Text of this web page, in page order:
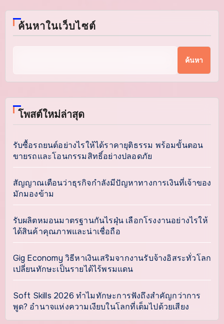
ค้นหาในเว็บไซต์
ค้นหา
โพสต์ใหม่ล่าสุด
รับซื้อรถยนต์อย่างไรให้ได้ราคายุติธรรม พร้อมขั้นตอน
ขายรถและโอนกรรมสิทธิ์อย่างปลอดภัย
สัญญาณเตือนว่าธุรกิจกำลังมีปัญหาทางการเงินที่เจ้าของ
มักมองข้าม
รับผลิตหมอนมาตรฐานกันไรฝุ่น เลือกโรงงานอย่างไรให้
ได้สินค้าคุณภาพและน่าเชื่อถือ
Gig Economy วิธีหาเงินเสริมจากงานรับจ้างอิสระทั่วโลก
เปลี่ยนทักษะเป็นรายได้ไร้พรมแดน
Soft Skills 2026 ทำไมทักษะการฟังถึงสำคัญกว่าการ
พูด? อำนาจแห่งความเงียบในโลกที่เต็มไปด้วยเสียง